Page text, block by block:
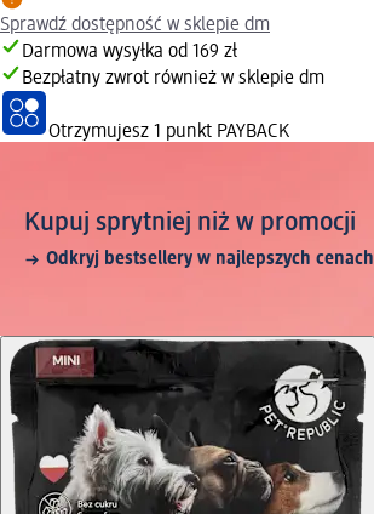
Sprawdź dostępność w sklepie dm
Darmowa wysyłka od 169 zł
Bezpłatny zwrot również w sklepie dm
Otrzymujesz 1 punkt PAYBACK
Kupuj sprytniej niż w promocji
Odkryj bestsellery w najlepszych cenach